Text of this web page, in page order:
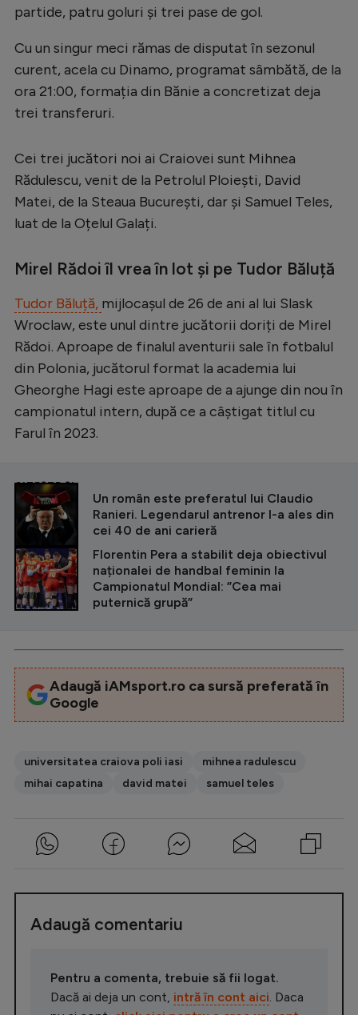
partide, patru goluri și trei pase de gol.
Cu un singur meci rămas de disputat în sezonul
curent, acela cu Dinamo, programat sâmbătă, de la
ora 21:00, formația din Bănie a concretizat deja
trei transferuri.
Cei trei jucători noi ai Craiovei sunt Mihnea
Rădulescu, venit de la Petrolul Ploiești, David
Matei, de la Steaua București, dar și Samuel Teles,
luat de la Oțelul Galați.
Mirel Rădoi îl vrea în lot și pe Tudor Băluță
Tudor Băluță, mijlocașul de 26 de ani al lui Slask
Wroclaw, este unul dintre jucătorii doriți de Mirel
Rădoi. Aproape de finalul aventurii sale în fotbalul
din Polonia, jucătorul format la academia lui
Gheorghe Hagi este aproape de a ajunge din nou în
campionatul intern, după ce a câștigat titlul cu
Farul în 2023.
CITEȘTE ȘI
Un român este preferatul lui Claudio
Ranieri. Legendarul antrenor l-a ales din
cei 40 de ani carieră
Florentin Pera a stabilit deja obiectivul
naționalei de handbal feminin la
Campionatul Mondial: ”Cea mai
puternică grupă”
Adaugă iAMsport.ro ca sursă preferată în
Google
universitatea craiova poli iasi
mihnea radulescu
mihai capatina
david matei samuel teles
Adaugă comentariu
Pentru a comenta, trebuie să fii logat.
Dacă ai deja un cont, intră în cont aici . Daca